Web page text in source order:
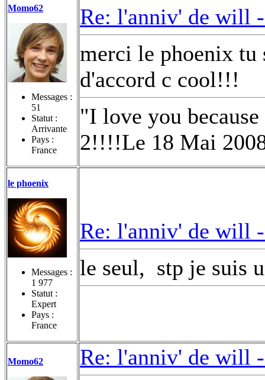
Momo62
Messages :
51
Statut :
Arrivante
Pays :
France
Re: l'anniv' de will
merci le phoenix tu
d'accord c cool!!!
"I love you
2!!!!Le 18 Mai
le phoenix
Messages :
1 977
Statut :
Expert
Pays :
France
Re: l'anniv' de will
le seul, stp je suis
Momo62
Re: l'anniv' de will